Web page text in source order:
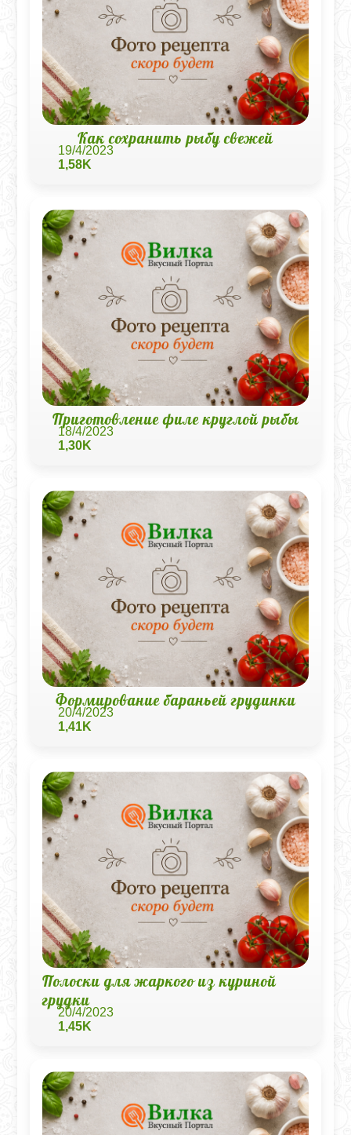
Как сохранить рыбу свежей
19/4/2023
1,58K
Приготовление филе круглой рыбы
18/4/2023
1,30K
Формирование бараньей грудинки
20/4/2023
1,41K
Полоски для жаркого из куриной
грудки
20/4/2023
1,45K